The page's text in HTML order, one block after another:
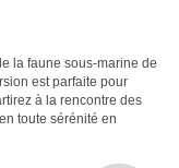
la faune sous-marine de
est parfaite pour
à la rencontre des
toute sérénité en